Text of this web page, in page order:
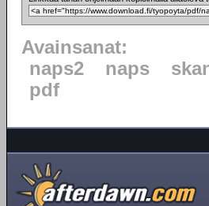
Avainsanat:
naps2
naps
pdf